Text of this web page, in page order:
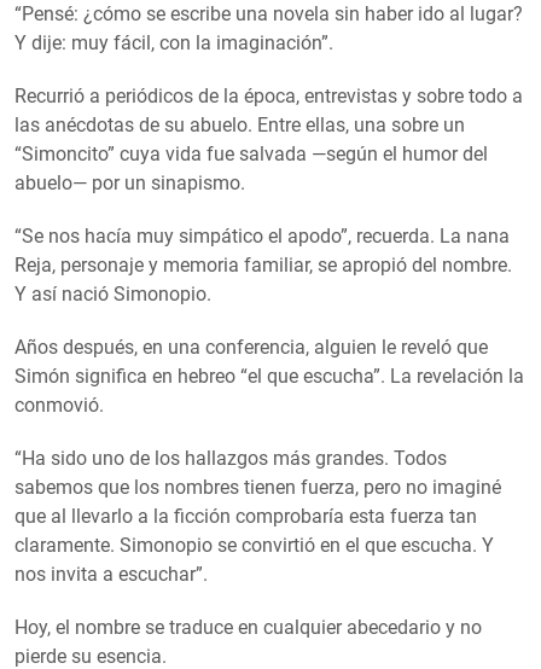
“Pensé: ¿cómo se escribe una novela sin haber ido al lugar?
Y dije: muy fácil, con la imaginación”.
Recurrió a periódicos de la época, entrevistas y sobre todo a
las anécdotas de su abuelo. Entre ellas, una sobre un
“Simoncito” cuya vida fue salvada —según el humor del
abuelo— por un sinapismo.
“Se nos hacía muy simpático el apodo”, recuerda. La nana
Reja, personaje y memoria familiar, se apropió del nombre.
Y así nació Simonopio.
Años después, en una conferencia, alguien le reveló que
Simón significa en hebreo “el que escucha”. La revelación la
conmovió.
“Ha sido uno de los hallazgos más grandes. Todos
sabemos que los nombres tienen fuerza, pero no imaginé
que al llevarlo a la ficción comprobaría esta fuerza tan
claramente. Simonopio se convirtió en el que escucha. Y
nos invita a escuchar”.
Hoy, el nombre se traduce en cualquier abecedario y no
pierde su esencia.